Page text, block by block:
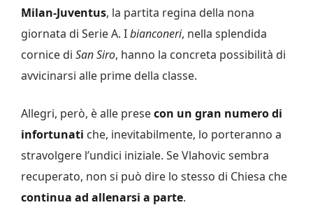
Milan-Juventus, la partita regina della nona
giornata di Serie A. Ibianconeri, nella splendida
cornice di San Siro, hanno la concreta possibilità di
avvicinarsi alle prime della classe.
Allegri, però, è alle presecon un gran numero di
infortunati che, inevitabilmente, lo porteranno a
stravolgere l’undici iniziale. Se Vlahovic sembra
recuperato, non si può dire lo stesso di Chiesa che
continua ad allenarsi a parte.